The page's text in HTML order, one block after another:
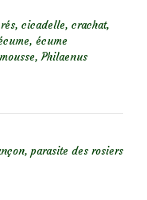
, cicadelle, crachat,
, écume
mousse,Philaenus
parasite des rosiers